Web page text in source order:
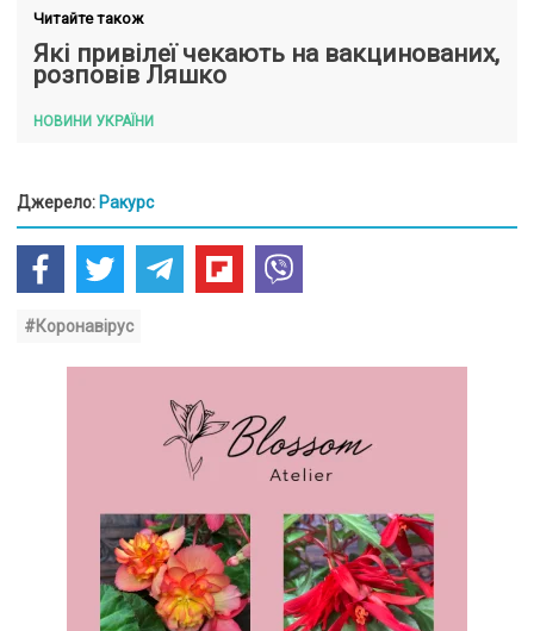
Читайте також
Які привілеї чекають на вакцинованих,
розповів Ляшко
НОВИНИ УКРАЇНИ
Джерело: Ракурс
#Коронавірус